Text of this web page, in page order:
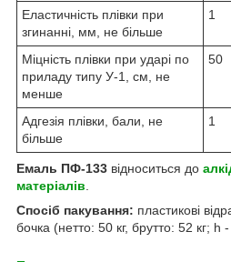
Еластичність плівки при
згинанні, мм, не більше
1
Міцність плівки при ударі по
приладу типу У-1, см, не
менше
50
Адгезія плівки, бали, не
більше
1
Емаль ПФ-133 відноситься до
матеріалів
Спосіб пакування: пластикові
бочка (нетто: 50 кг, брутто: 52 кг;